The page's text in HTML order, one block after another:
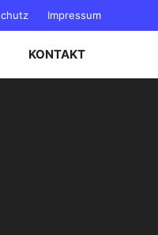
Impressum
KONTAKT